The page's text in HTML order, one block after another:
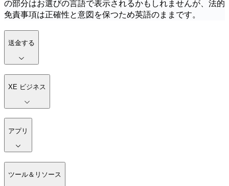
の部分はお選びの言語で表示されるかもしれませんが、法的
免責事項は正確性と意図を保つため英語のままです。
送金する
XE ビジネス
アプリ
ツール＆リソース